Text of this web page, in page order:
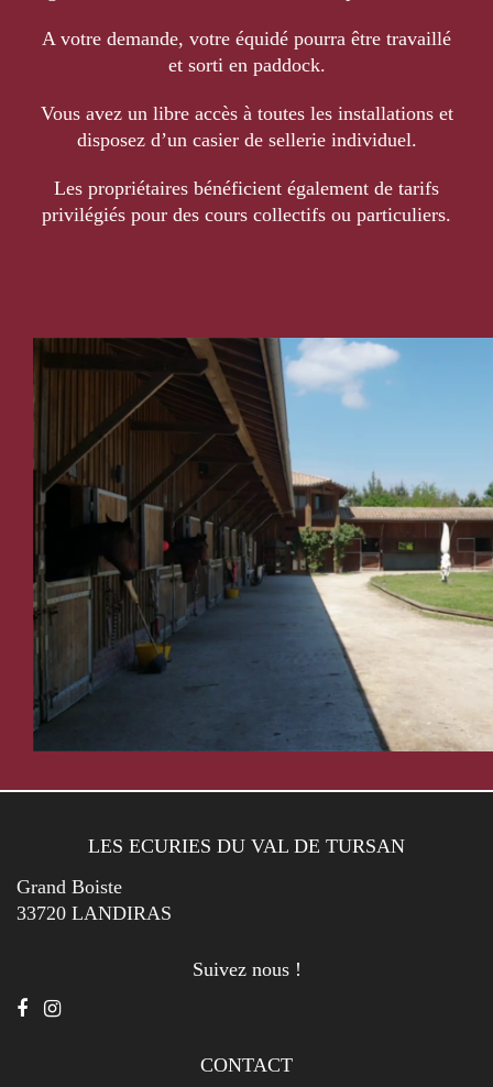
A votre demande, votre équidé pourra être travaillé
et sorti en paddock.
Vous avez un libre accès à toutes les installations et
disposez d’un casier de sellerie individuel.
Les propriétaires bénéficient également de tarifs
privilégiés pour des cours collectifs ou particuliers.
LES ECURIES DU VAL DE TURSAN
Grand Boiste
33720 LANDIRAS
Suivez nous !
CONTACT